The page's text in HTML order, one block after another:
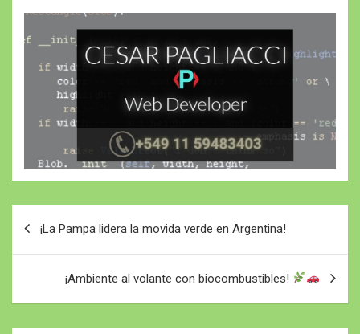
¡La Pampa lidera la movida verde en Argentina!
¡Ambiente al volante con biocombustibles!